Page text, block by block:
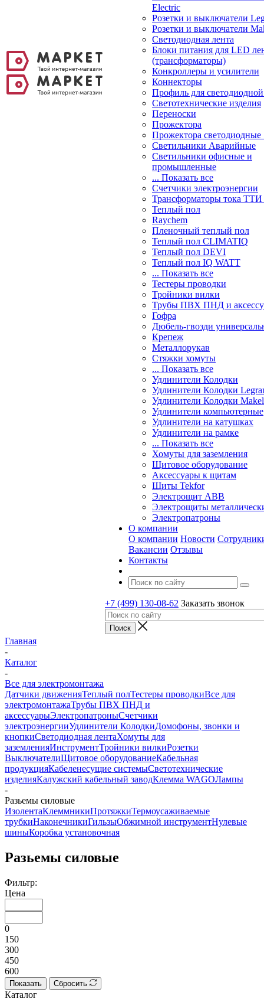
Electric
Розетки и выключатели
Розетки и выключатели
Светодиодная лента
Блоки питания для LED
(трансформаторы)
Конкроллеры и усилители
Коннекторы
Профиль для
Светотехнические изделия
Переноски
Прожектора
Прожектора
Светильники Аварийные
Светильники офисные и
промышленные
... Показать все
Счетчики электроэнергии
Трансформаторы тока
Теплый пол
Raychem
Пленочный теплый пол
Теплый пол CLIMATIQ
Теплый пол DEVI
Теплый пол IQ WATT
... Показать все
Тестеры проводки
Тройники вилки
Трубы ПВХ ПНД и
Гофра
Дюбель-гвозди
Крепеж
Металлорукав
Стяжки хомуты
... Показать все
Удлинители Колодки
Удлинители Колодки
Удлинители Колодки Makel
Удлинители компьютерные
Удлинители на катушках
Удлинители на рамке
... Показать все
Хомуты для заземления
Щитовое оборудование
Аксессуары к щитам
Щиты Tekfor
Электрощит АВВ
Электрощиты
Электропатроны
О компании
О компании Новости
Вакансии Отзывы
Контакты
+7 (499) 130-08-62 Заказать звонок
Главная
-
Каталог
-
Все для электромонтажа
Датчики движенияТеплый полТестеры проводкиВсе для
электромонтажаТрубы ПВХ ПНД и
аксессуарыЭлектропатроныСчетчики
электроэнергииУдлинители КолодкиДомофоны, звонки и
кнопкиСветодиодная лентаХомуты для
заземленияИнструментТройники вилкиРозетки
ВыключателиЩитовое оборудованиеКабельная
продукцияКабеленесущие системыСветотехнические
изделияКалужский кабельный заводКлемма WAGOЛампы
-
Разьемы силовые
ИзолентаКлеммникиПротяжкиТермоусаживаемые
трубкиНаконечникиГильзыОбжимной инструментНулевые
шиныКоробка установочная
Разьемы силовые
Фильтр:
Цена
0
150
300
450
600
Показать Сбросить
Каталог